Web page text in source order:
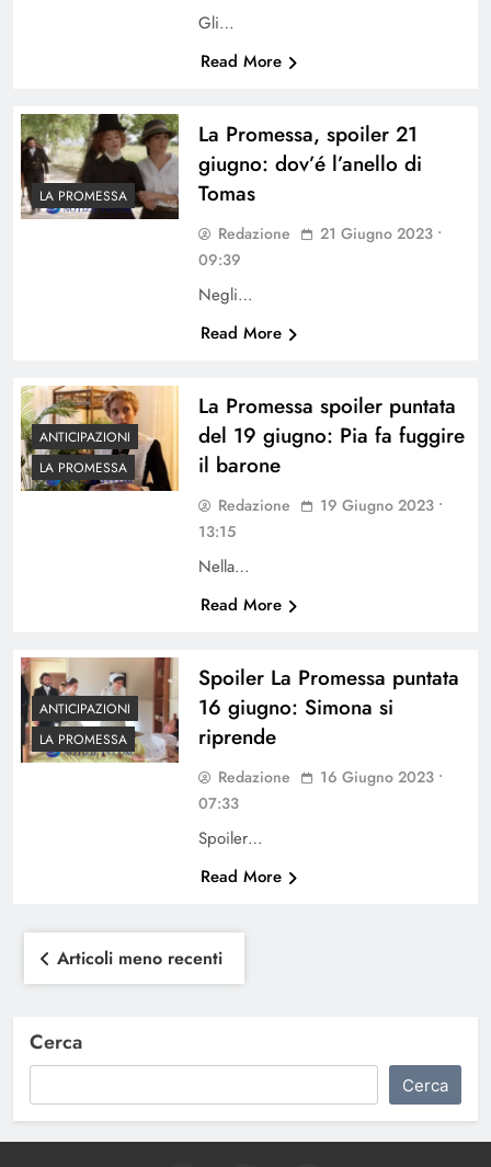
Gli…
Read More
LA PROMESSA
La Promessa, spoiler 21
giugno: dov’é l’anello di
Tomas
Redazione
21 Giugno 2023 •
09:39
Negli…
Read More
ANTICIPAZIONI
LA PROMESSA
La Promessa spoiler puntata
del 19 giugno: Pia fa fuggire
il barone
Redazione
19 Giugno 2023 •
13:15
Nella…
Read More
ANTICIPAZIONI
LA PROMESSA
Spoiler La Promessa puntata
16 giugno: Simona si
riprende
Redazione
16 Giugno 2023 •
07:33
Spoiler…
Read More
Navigazione
articoli
Articoli meno recenti
Cerca
Cerca